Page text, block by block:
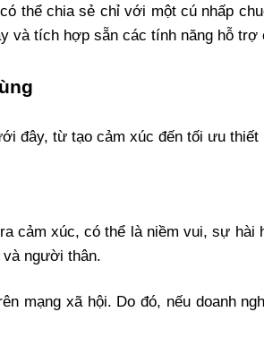
thể chia sẻ chỉ với một cú nhấp
và tích hợp sẵn các tính năng hỗ
đây, từ tạo cảm xúc đến tối ưu thiết
cảm xúc, có thể là niềm vui, sự
người thân.
mạng xã hội. Do đó, nếu doanh